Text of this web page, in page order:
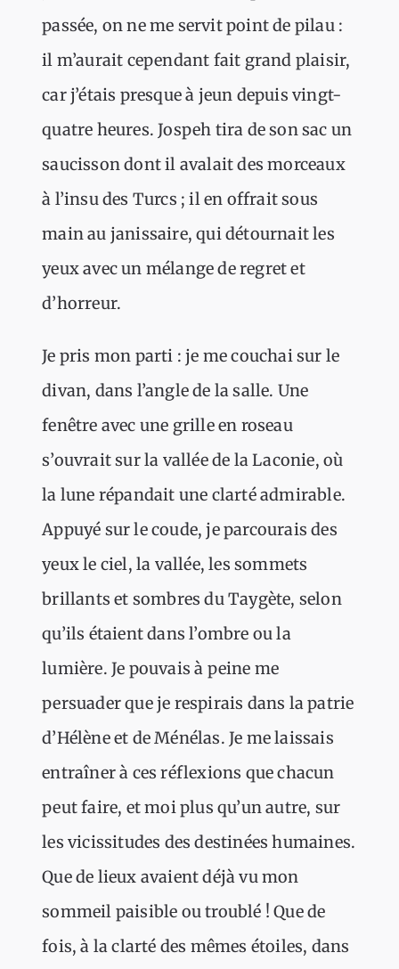
passée, on ne me servit point de pilau :
il m’aurait cependant fait grand plaisir,
car j’étais presque à jeun depuis vingt-
quatre heures. Jospeh tira de son sac un
saucisson dont il avalait des morceaux
à l’insu des Turcs ; il en offrait sous
main au janissaire, qui détournait les
yeux avec un mélange de regret et
d’horreur.
Je pris mon parti : je me couchai sur le
divan, dans l’angle de la salle. Une
fenêtre avec une grille en roseau
s’ouvrait sur la vallée de la Laconie, où
la lune répandait une clarté admirable.
Appuyé sur le coude, je parcourais des
yeux le ciel, la vallée, les sommets
brillants et sombres du Taygète, selon
qu’ils étaient dans l’ombre ou la
lumière. Je pouvais à peine me
persuader que je respirais dans la patrie
d’Hélène et de Ménélas. Je me laissais
entraîner à ces réflexions que chacun
peut faire, et moi plus qu’un autre, sur
les vicissitudes des destinées humaines.
Que de lieux avaient déjà vu mon
sommeil paisible ou troublé ! Que de
fois, à la clarté des mêmes étoiles, dans